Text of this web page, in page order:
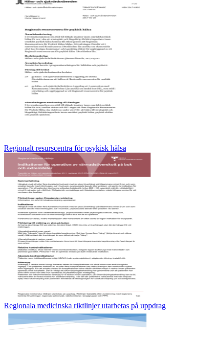
Regionalt resurscentra för psykisk hälsa
Regionala medicinska riktlinjer utarbetas på uppdrag